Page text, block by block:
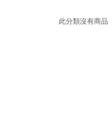
此分類沒有商品